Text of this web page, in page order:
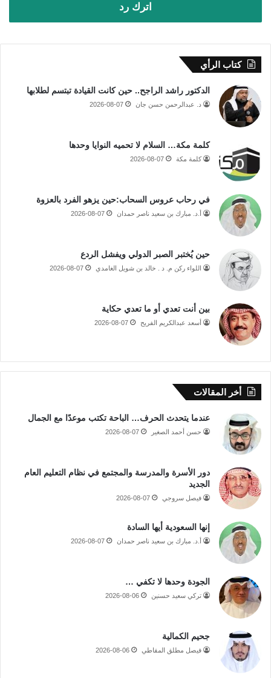
اترك رد
كتاب الرأي
الدكتور راشد الراجح.. حين كانت القيادة تبتسم لطلابها
د. عبدالرحمن حسن جان 2026-08-07
كلمة مكة… السلام لا تحميه النوايا وحدها
كلمة مكة 2026-08-07
في رحاب عروس السحاب:حين يزهو الفرد بالعزوة
أ.د. مبارك بن سعيد ناصر حمدان 2026-08-07
حين يُختبر الصبر الدولي ويفشل الردع
اللواء ركن م. د . خالد بن شويل الغامدي 2026-08-07
بين أنت تعدي أو ما تعدي حكاية
أسعد عبدالكريم الفريح 2026-08-07
أخر المقالات
عندما يتحدث الحرف… الباحة تكتب موعدًا مع الجمال
حسن أحمد الصغير 2026-08-07
دور الأسرة والمدرسة والمجتمع في نظام التعليم العام
الجديد
فيصل سروجي 2026-08-07
إنها السعودية أيها السادة
أ.د. مبارك بن سعيد ناصر حمدان 2026-08-07
الجودة وحدها لا تكفي …
تركي سعيد حسنين 2026-08-06
جحيم الكمالية
فيصل مطلق المقاطي 2026-08-06